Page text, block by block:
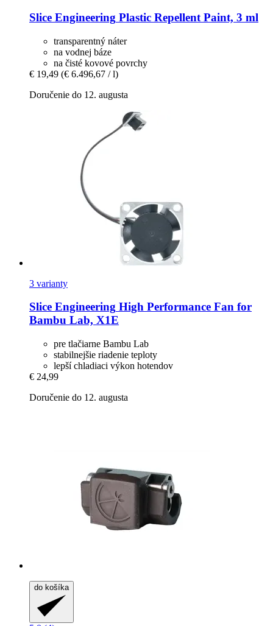
Slice Engineering Plastic Repellent Paint, 3 ml
transparentný náter
na vodnej báze
na čisté kovové povrchy
€ 19,49 (€ 6.496,67 / l)
Doručenie do 12. augusta
3 varianty
Slice Engineering High Performance Fan for
Bambu Lab, X1E
pre tlačiarne Bambu Lab
stabilnejšie riadenie teploty
lepší chladiaci výkon hotendov
€ 24,99
Doručenie do 12. augusta
do košíka